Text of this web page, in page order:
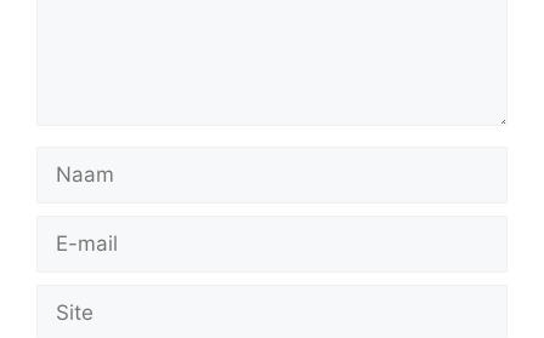
Naam
Site